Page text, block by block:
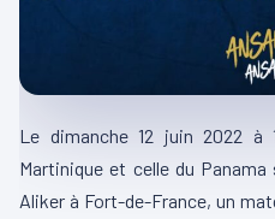
Le dimanche 12 juin 2022 à
Martinique et celle du
Aliker à Fort-de-France, un